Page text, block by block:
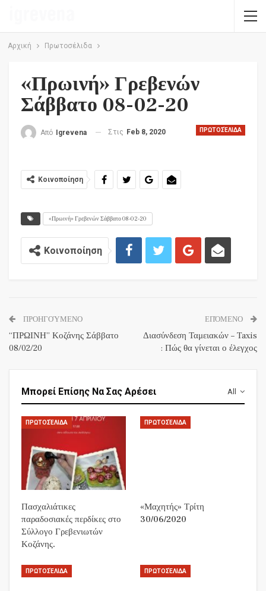
Αρχική Πρωτοσέλιδα
«Πρωινή» Γρεβενών
Σάββατο 08-02-20
ΠΡΩΤΟΣΈΛΙΔΑ
Από Igrevena Στις Feb 8, 2020
Κοινοποίηση
«Πρωινή» Γρεβενών Σάββατο 08-02-20
Κοινοποίηση
ΠΡΟΗΓΟΎΜΕΝΟ
“ΠΡΩΙΝΗ” Κοζάνης Σάββατο
08/02/20
ΕΠΌΜΕΝΟ
Διασύνδεση Ταμειακών – Taxis
: Πώς θα γίνεται ο έλεγχος
All
Μπορεί Επίσης Να Σας Αρέσει
ΠΡΩΤΟΣΈΛΙΔΑ
Πασχαλιάτικες
παραδοσιακές περδίκες στο
Σύλλογο Γρεβενιωτών
Κοζάνης.
ΠΡΩΤΟΣΈΛΙΔΑ
«Μαχητής» Τρίτη
30/06/2020
ΠΡΩΤΟΣΈΛΙΔΑ ΠΡΩΤΟΣΈΛΙΔΑ